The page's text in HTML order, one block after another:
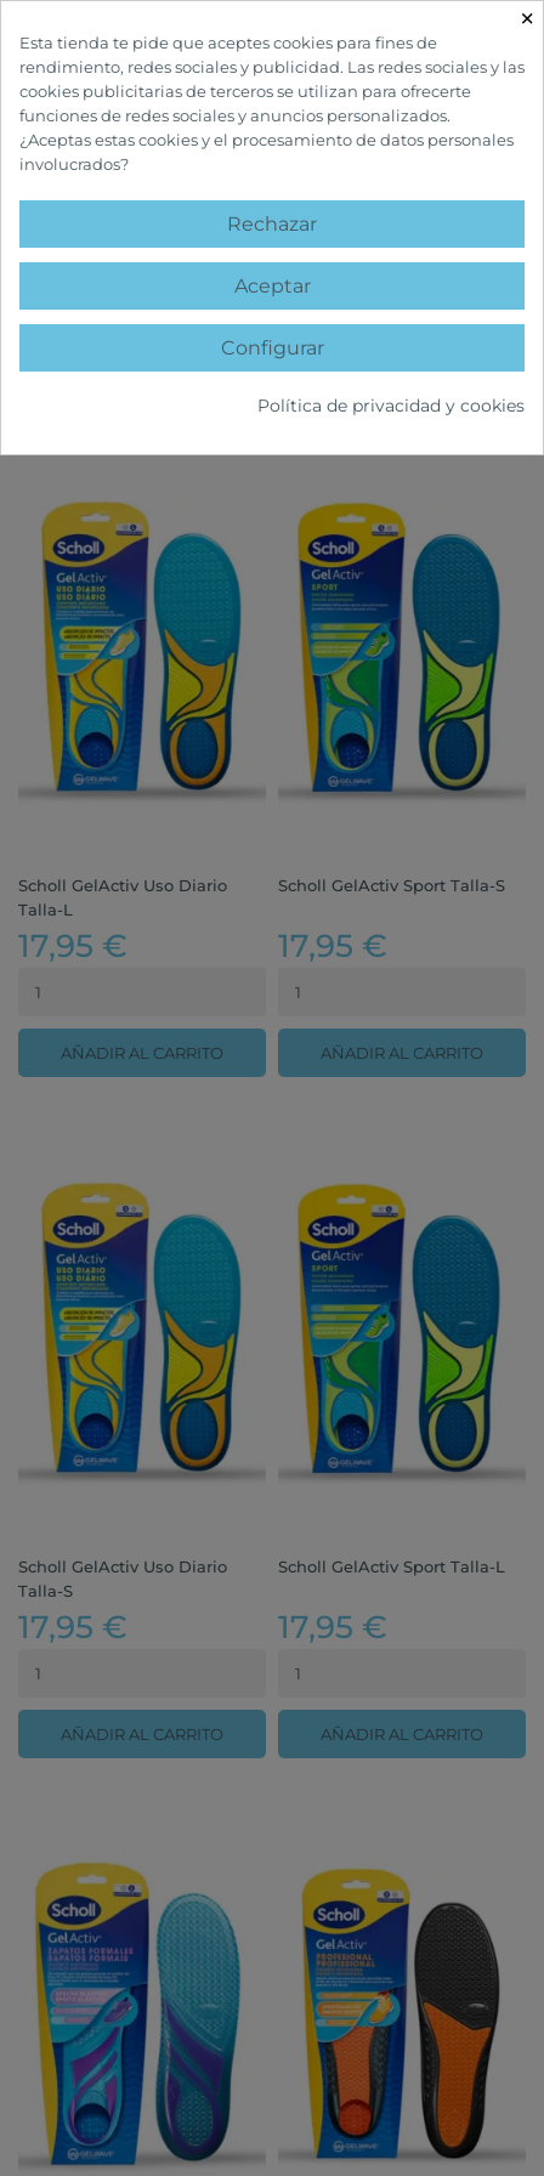
INICIO MARCAS
Listado de productos por marca
Scholl
Scholl GelActiv Uso Diario
Talla-L
17,95 €
AÑADIR AL CARRITO
Scholl GelActiv Sport Talla-S
17,95 €
AÑADIR AL CARRITO
Scholl GelActiv Uso Diario
Talla-S
17,95 €
AÑADIR AL CARRITO
Scholl GelActiv Sport Talla-L
17,95 €
AÑADIR AL CARRITO
×
Esta tienda te pide que aceptes cookies para fines de
rendimiento, redes sociales y publicidad. Las redes sociales y las
cookies publicitarias de terceros se utilizan para ofrecerte
funciones de redes sociales y anuncios personalizados.
¿Aceptas estas cookies y el procesamiento de datos personales
involucrados?
Rechazar
Aceptar
Configurar
Política de privacidad y cookies